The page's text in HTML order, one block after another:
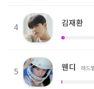
4 김재환
5 웬디 레드